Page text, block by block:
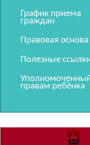
График приема
граждан
Правовая основа
Полезные
правам ребёнка